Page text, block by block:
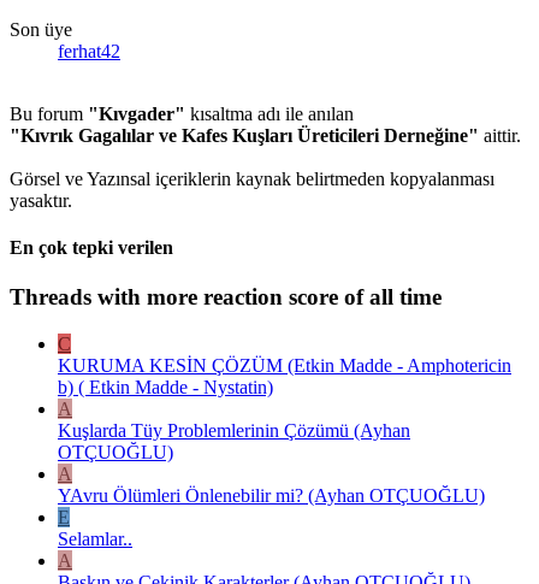
Son üye
ferhat42
Bu forum "Kıvgader" kısaltma adı ile anılan
"Kıvrık Gagalılar ve Kafes Kuşları Üreticileri Derneğine" aittir.
Görsel ve Yazınsal içeriklerin kaynak belirtmeden kopyalanması
yasaktır.
En çok tepki verilen
Threads with more reaction score of all time
C
KURUMA KESİN ÇÖZÜM (Etkin Madde - Amphotericin
b) ( Etkin Madde - Nystatin)
A
Kuşlarda Tüy Problemlerinin Çözümü (Ayhan
OTÇUOĞLU)
A
YAvru Ölümleri Önlenebilir mi? (Ayhan OTÇUOĞLU)
E
Selamlar..
A